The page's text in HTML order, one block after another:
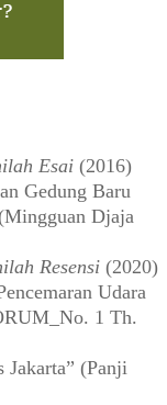
Esai (2016)
Gedung Baru
Djaja
Resensi (2020)
Udara
1 Th.
(Panji